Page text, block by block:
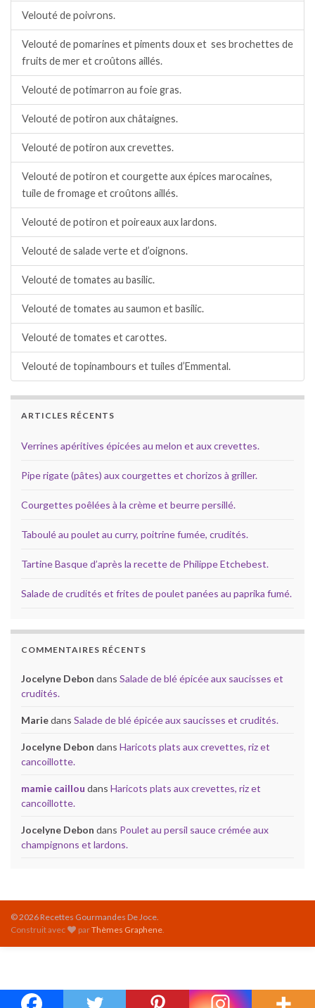
Velouté de poivrons.
Velouté de pomarines et piments doux et ses brochettes de
fruits de mer et croûtons aillés.
Velouté de potimarron au foie gras.
Velouté de potiron aux châtaignes.
Velouté de potiron aux crevettes.
Velouté de potiron et courgette aux épices marocaines,
tuile de fromage et croûtons aillés.
Velouté de potiron et poireaux aux lardons.
Velouté de salade verte et d’oignons.
Velouté de tomates au basilic.
Velouté de tomates au saumon et basilic.
Velouté de tomates et carottes.
Velouté de topinambours et tuiles d’Emmental.
ARTICLES RÉCENTS
Verrines apéritives épicées au melon et aux crevettes.
Pipe rigate (pâtes) aux courgettes et chorizos à griller.
Courgettes poêlées à la crème et beurre persillé.
Taboulé au poulet au curry, poitrine fumée, crudités.
Tartine Basque d’après la recette de Philippe Etchebest.
Salade de crudités et frites de poulet panées au paprika fumé.
COMMENTAIRES RÉCENTS
Jocelyne Debon dans Salade de blé épicée aux saucisses et
crudités.
Mariedans Salade de blé épicée aux saucisses et crudités.
Jocelyne Debon dans Haricots plats aux crevettes, riz et
cancoillotte.
mamie caillou dans Haricots plats aux crevettes, riz et
cancoillotte.
Jocelyne Debon dans Poulet au persil sauce crémée aux
champignons et lardons.
© 2026 Recettes Gourmandes De Joce.
Construit avec
parThèmes Graphene